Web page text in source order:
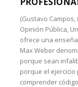
(Gustavo
Opinión Pública,
ofrece una
Max Weber
porque sean
porque el
comprender